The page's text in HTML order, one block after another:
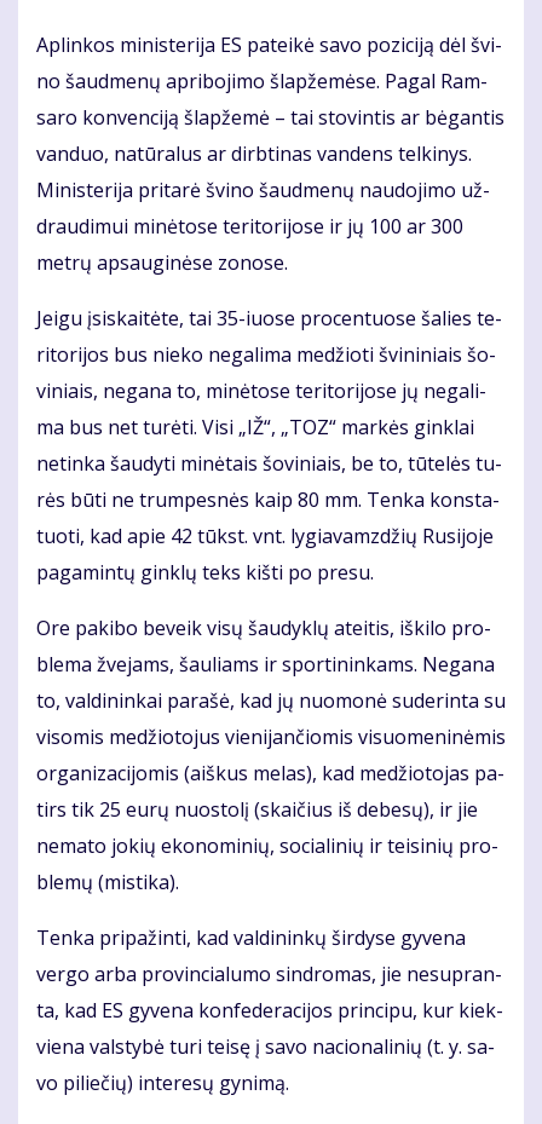
Ap­lin­kos mi­nis­te­ri­ja ES pa­tei­kė sa­vo po­zi­ci­ją dėl švi­
no šaud­me­nų ap­ri­bo­ji­mo šlap­že­mė­se. Pa­gal Ram­
sa­ro kon­ven­ci­ją šlap­že­mė – tai sto­vin­tis ar bė­gan­tis
van­duo, na­tū­ra­lus ar dirb­ti­nas van­dens tel­ki­nys.
Mi­nis­te­ri­ja pri­ta­rė švi­no šaud­me­nų nau­do­ji­mo už­
drau­di­mui mi­nė­to­se te­ri­to­ri­jo­se ir jų 100 ar 300
met­rų ap­sau­gi­nė­se zo­no­se.
Jei­gu įsi­skai­tė­te, tai 35-iuo­se pro­cen­tuo­se ša­lies te­
ri­to­ri­jos bus nie­ko ne­ga­li­ma me­džio­ti švi­ni­niais šo­
vi­niais, ne­ga­na to, mi­nė­to­se te­ri­to­ri­jo­se jų ne­ga­li­
ma bus net tu­rė­ti. Vi­si „IŽ“, „TOZ“ mar­kės gin­klai
ne­tin­ka šau­dy­ti mi­nė­tais šo­vi­niais, be to, tū­te­lės tu­
rės bū­ti ne trum­pes­nės kaip 80 mm. Ten­ka kon­sta­
tuo­ti, kad apie 42 tūkst. vnt. ly­gia­vamz­džių Ru­si­jo­je
pa­ga­min­tų gin­klų teks kiš­ti po pre­su.
Ore pa­ki­bo be­veik vi­sų šau­dyk­lų at­ei­tis, iš­ki­lo pro­
ble­ma žve­jams, šau­liams ir spor­ti­nin­kams. Ne­ga­na
to, val­di­nin­kai pa­ra­šė, kad jų nuo­mo­nė su­de­rin­ta su
vi­so­mis me­džio­to­jus vie­ni­jan­čio­mis vi­suo­me­ni­nė­mis
or­ga­ni­za­ci­jo­mis (aiš­kus me­las), kad me­džio­to­jas pa­
tirs tik 25 eu­rų nuos­to­lį (skai­čius iš de­be­sų), ir jie
ne­ma­to jo­kių eko­no­mi­nių, so­cia­li­nių ir tei­si­nių pro­
ble­mų (mis­ti­ka).
Ten­ka pri­pa­žin­ti, kad val­di­nin­kų šir­dy­se gy­ve­na
ver­go ar­ba pro­vin­cia­lu­mo sin­dro­mas, jie ne­su­pran­
ta, kad ES gy­ve­na kon­fe­de­ra­ci­jos prin­ci­pu, kur kiek­
vie­na vals­ty­bė tu­ri tei­sę į sa­vo na­cio­na­li­nių (t. y. sa­
vo pi­lie­čių) in­te­re­sų gy­ni­mą.